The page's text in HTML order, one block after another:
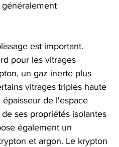
est important.
pour les vitrages
un gaz inerte plus
vitrages triples haute
de l'espace
ses propriétés isolantes
également un
et argon. Le krypton